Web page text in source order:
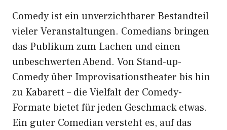
Comedy ist ein unverzichtbarer Bestandteil
vieler Veranstaltungen. Comedians bringen
das Publikum zum Lachen und einen
unbeschwerten Abend. Von Stand-up-
Comedy über Improvisationstheater bis hin
zu Kabarett – die Vielfalt der Comedy-
Formate bietet für jeden Geschmack etwas.
Ein guter Comedian versteht es, auf das